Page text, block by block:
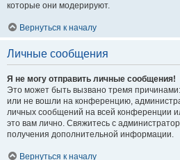
которые они модерируют.
Вернуться к началу
Личные сообщения
Я не могу отправить личные сообщения!
Это может быть вызвано тремя
или не вошли на конференцию,
личных сообщений на всей конференции
это вам лично. Свяжитесь с
получения дополнительной информации.
Вернуться к началу